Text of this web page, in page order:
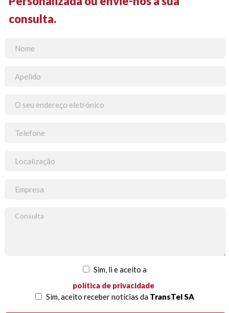
consulta.
Sim, li e aceito a
política de privacidade
Sim, aceito receber notícias da TransTel SA